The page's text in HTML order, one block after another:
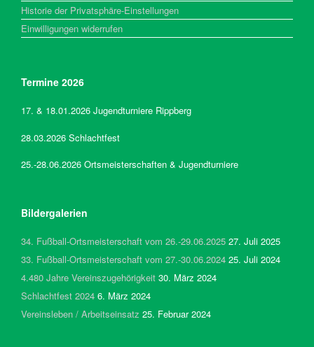
Historie der Privatsphäre-Einstellungen
Einwilligungen widerrufen
Termine 2026
17. & 18.01.2026 Jugendturniere Rippberg
28.03.2026 Schlachtfest
25.-28.06.2026 Ortsmeisterschaften & Jugendturniere
Bildergalerien
34. Fußball-Ortsmeisterschaft vom 26.-29.06.2025 27. Juli 2025
33. Fußball-Ortsmeisterschaft vom 27.-30.06.2024 25. Juli 2024
4.480 Jahre Vereinszugehörigkeit 30. März 2024
Schlachtfest 2024 6. März 2024
Vereinsleben / Arbeitseinsatz 25. Februar 2024